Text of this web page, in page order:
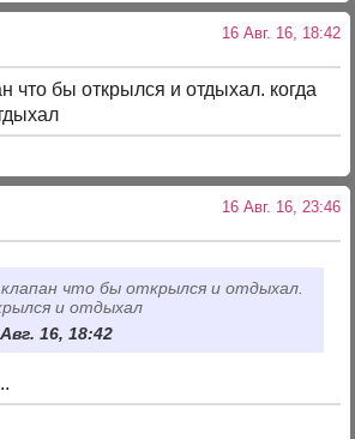
16 Авг. 16, 18:42
что бы открылся и отдыхал. когда
16 Авг. 16, 23:46
что бы открылся и отдыхал.
и отдыхал
16, 18:42